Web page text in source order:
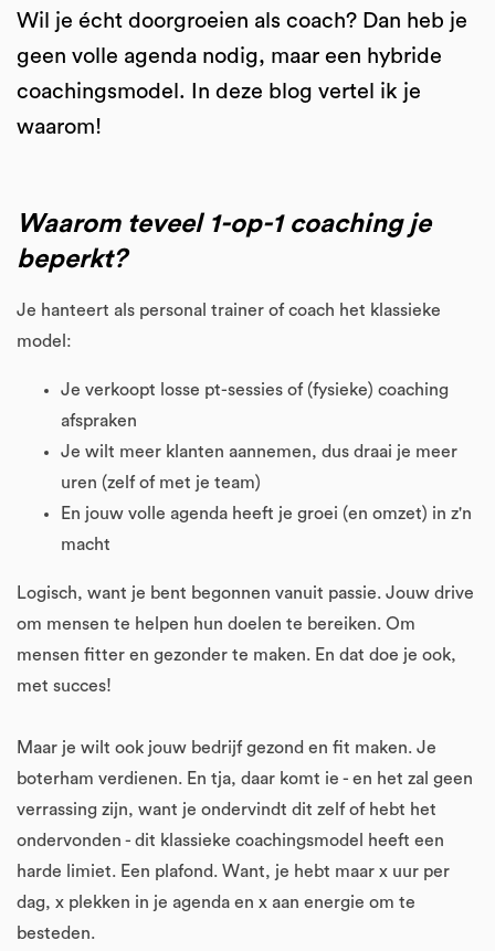
Wil je écht doorgroeien als coach? Dan heb je
geen volle agenda nodig, maar een hybride
coachingsmodel. In deze blog vertel ik je
waarom!
Waarom teveel 1-op-1 coaching je
beperkt?
Je hanteert als personal trainer of coach het klassieke
model:
Je verkoopt losse pt-sessies of (fysieke) coaching
afspraken
Je wilt meer klanten aannemen, dus draai je meer
uren (zelf of met je team)
En jouw volle agenda heeft je groei (en omzet) in z'n
macht
Logisch, want je bent begonnen vanuit passie. Jouw drive
om mensen te helpen hun doelen te bereiken. Om
mensen fitter en gezonder te maken. En dat doe je ook,
met succes!
Maar je wilt ook jouw bedrijf gezond en fit maken. Je
boterham verdienen. En tja, daar komt ie - en het zal geen
verrassing zijn, want je ondervindt dit zelf of hebt het
ondervonden - dit klassieke coachingsmodel heeft een
harde limiet. Een plafond. Want, je hebt maar x uur per
dag, x plekken in je agenda en x aan energie om te
besteden.